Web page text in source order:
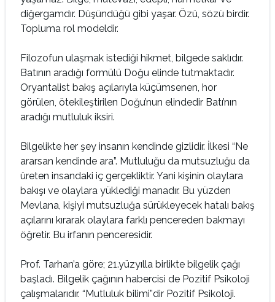
diğergamdır. Düşündüğü gibi yaşar. Özü, sözü birdir.
Topluma rol modeldir.
Filozofun ulaşmak istediği hikmet, bilgede saklıdır.
Batının aradığı formülü Doğu elinde tutmaktadır.
Oryantalist bakış açılarıyla küçümsenen, hor
görülen, ötekileştirilen Doğu’nun elindedir Batı’nın
aradığı mutluluk iksiri.
Bilgelikte her şey insanın kendinde gizlidir. İlkesi “Ne
ararsan kendinde ara”. Mutluluğu da mutsuzluğu da
üreten insandaki iç gerçekliktir. Yani kişinin olaylara
bakışı ve olaylara yüklediği manadır. Bu yüzden
Mevlana, kişiyi mutsuzluğa sürükleyecek hatalı bakış
açılarını kırarak olaylara farklı pencereden bakmayı
öğretir. Bu irfanın penceresidir.
Prof. Tarhan’a göre; 21.yüzyılla birlikte bilgelik çağı
başladı. Bilgelik çağının habercisi de Pozitif Psikoloji
çalışmalarıdır. “Mutluluk bilimi”dir Pozitif Psikoloji.